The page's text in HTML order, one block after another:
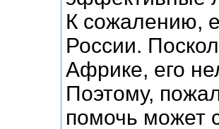
К сожалению,
России.
Африке, его
Поэтому,
помочь может